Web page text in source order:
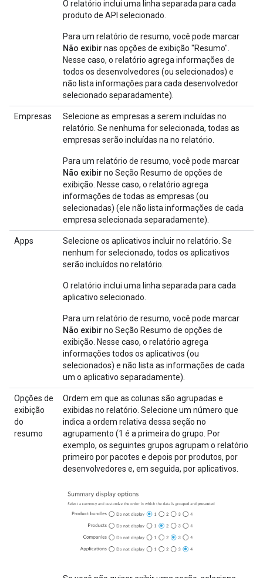
O relatório inclui uma linha separada para cada
produto de API selecionado.
Para um relatório de resumo, você pode marcar
Não exibir nas opções de exibição "Resumo".
Nesse caso, o relatório agrega informações de
todos os desenvolvedores (ou selecionados) e
não lista informações para cada desenvolvedor
selecionado separadamente).
Empresas
Selecione as empresas a serem incluídas no
relatório. Se nenhuma for selecionada, todas as
empresas serão incluídas na no relatório.
Para um relatório de resumo, você pode marcar
Não exibir no Seção Resumo de opções de
exibição. Nesse caso, o relatório agrega
informações de todas as empresas (ou
selecionadas) (ele não lista informações de cada
empresa selecionada separadamente).
Apps
Selecione os aplicativos incluir no relatório. Se
nenhum for selecionado, todos os aplicativos
serão incluídos no relatório.
O relatório inclui uma linha separada para cada
aplicativo selecionado.
Para um relatório de resumo, você pode marcar
Não exibir no Seção Resumo de opções de
exibição. Nesse caso, o relatório agrega
informações todos os aplicativos (ou
selecionados) e não lista as informações de cada
um o aplicativo separadamente).
Opções de
exibição
do
resumo
Ordem em que as colunas são agrupadas e
exibidas no relatório. Selecione um número que
indica a ordem relativa dessa seção no
agrupamento (1 é a primeira do grupo. Por
exemplo, os seguintes grupos agrupam o relatório
primeiro por pacotes e depois por produtos, por
desenvolvedores e, em seguida, por aplicativos.